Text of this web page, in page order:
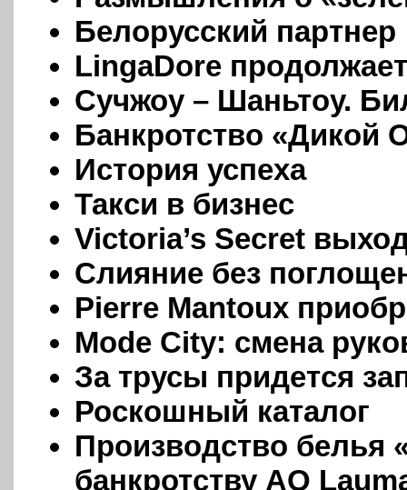
Белорусский партнер
LingaDore
Сучжоу – Шаньтоу.
Банкротство «Дикой
История успеха
Такси в бизнес
Victoria’s Secret
Слияние без
Pierre Mantoux
Mode City: смена
За трусы придется
Роскошный каталог
Производство белья
банкротству АО